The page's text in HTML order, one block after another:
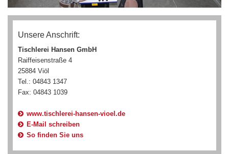
Unsere Anschrift:
Tischlerei Hansen GmbH
Raiffeisenstraße 4
25884 Viöl
Tel.: 04843 1347
Fax: 04843 1039
www.tischlerei-hansen-vioel.de
E-Mail schreiben
So finden Sie uns